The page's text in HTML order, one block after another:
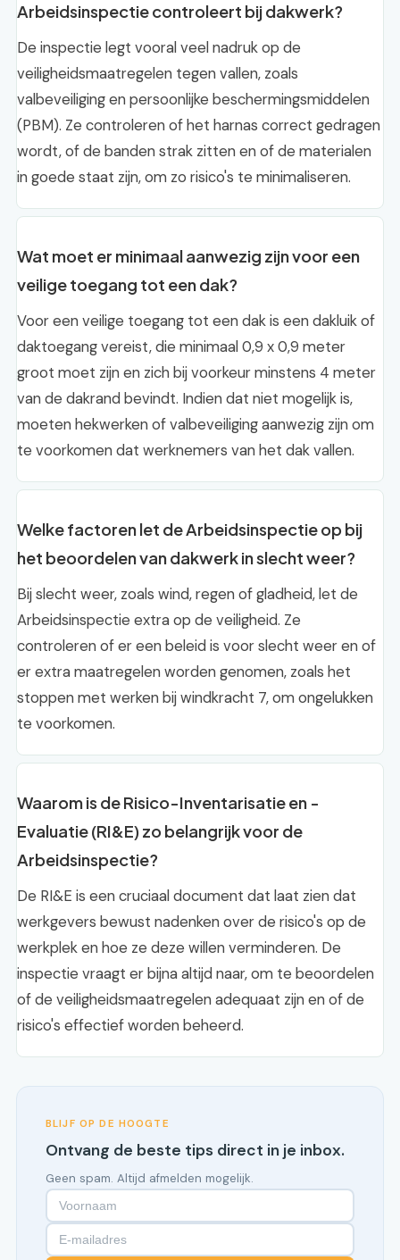
Arbeidsinspectie controleert bij dakwerk?
De inspectie legt vooral veel nadruk op de
veiligheidsmaatregelen tegen vallen, zoals
valbeveiliging en persoonlijke beschermingsmiddelen
(PBM). Ze controleren of het harnas correct gedragen
wordt, of de banden strak zitten en of de materialen
in goede staat zijn, om zo risico's te minimaliseren.
Wat moet er minimaal aanwezig zijn voor een
veilige toegang tot een dak?
Voor een veilige toegang tot een dak is een dakluik of
daktoegang vereist, die minimaal 0,9 x 0,9 meter
groot moet zijn en zich bij voorkeur minstens 4 meter
van de dakrand bevindt. Indien dat niet mogelijk is,
moeten hekwerken of valbeveiliging aanwezig zijn om
te voorkomen dat werknemers van het dak vallen.
Welke factoren let de Arbeidsinspectie op bij
het beoordelen van dakwerk in slecht weer?
Bij slecht weer, zoals wind, regen of gladheid, let de
Arbeidsinspectie extra op de veiligheid. Ze
controleren of er een beleid is voor slecht weer en of
er extra maatregelen worden genomen, zoals het
stoppen met werken bij windkracht 7, om ongelukken
te voorkomen.
Waarom is de Risico-Inventarisatie en -
Evaluatie (RI&E) zo belangrijk voor de
Arbeidsinspectie?
De RI&E is een cruciaal document dat laat zien dat
werkgevers bewust nadenken over de risico's op de
werkplek en hoe ze deze willen verminderen. De
inspectie vraagt er bijna altijd naar, om te beoordelen
of de veiligheidsmaatregelen adequaat zijn en of de
risico's effectief worden beheerd.
BLIJF OP DE HOOGTE
Ontvang de beste tips direct in je inbox.
Geen spam. Altijd afmelden mogelijk.